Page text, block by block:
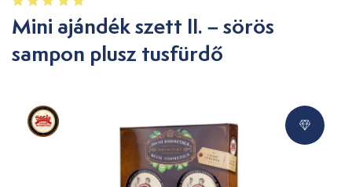
Mini ajándék szett II. – sörös
sampon plusz tusfürdő